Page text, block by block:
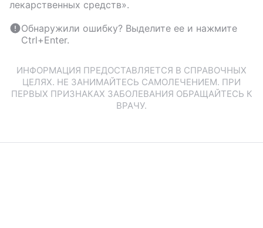
лекарственных средств».
Обнаружили ошибку? Выделите ее и нажмите
Ctrl+Enter.
ИНФОРМАЦИЯ ПРЕДОСТАВЛЯЕТСЯ В СПРАВОЧНЫХ
ЦЕЛЯХ. НЕ ЗАНИМАЙТЕСЬ САМОЛЕЧЕНИЕМ. ПРИ
ПЕРВЫХ ПРИЗНАКАХ ЗАБОЛЕВАНИЯ ОБРАЩАЙТЕСЬ К
ВРАЧУ.